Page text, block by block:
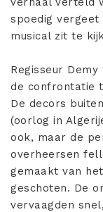
spoedig
musical zit te
Regisseur
de confrontatie
De decors
(oorlog in
ook, maar de
overheersen
gemaakt van
geschoten. De
vervaagden